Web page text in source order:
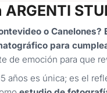
o
para
de emoción para que
años es única; es el